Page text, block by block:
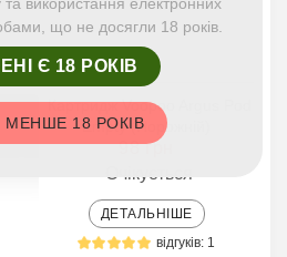
Картридж Voopoo Argus Pod
Empty (порожній)
98 грн
Очікується
ДЕТАЛЬНІШЕ
відгуків: 1
що не досягли 18 років.
Є 18 РОКІВ
МЕНШЕ 18 РОКІВ